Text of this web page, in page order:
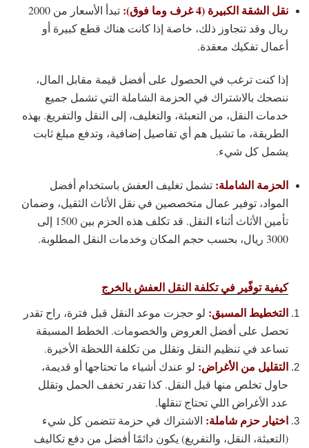
نقل الشقة الكبيرة (4 غرف وما فوق):
تبدأ الأسعار من 2000
ريال وقد تتجاوز ذلك، خاصة إذا كانت هناك قطع كبيرة أو
أعمال تفكيك معقدة.
إذا كنت ترغب في الحصول على أفضل قيمة مقابل المال،
ننصحك بالاشتراك في الحزمة الشاملة التي تشمل جميع
خدمات النقل، من التعبئة، والتغليف، إلى النقل والتفريغ. بهذه
الطريقة، ما تشيل هم أي تفاصيل إضافية، وتدفع مبلغ ثابت
يشمل كل شيء.
الحزمة الشاملة: تشمل تغليف العفش باستخدام أفضل
المواد، توفير عمال متخصصين في نقل الأثاث الثقيل، وضمان
تأمين الأثاث أثناء النقل. قد تكلف هذه الحزم بين 1500 إلى
3000 ريال، بحسب حجم المكان وخدمات النقل المطلوبة.
كيفية توفّير في تكلفة النقل العفش بالخرج
التخطيط المسبق: لو حجزت موعد النقل قبل فترة، راح تقدر
تحصل على أفضل العروض والخصومات. الخطط المسبقة
تساعد في تنظيم النقل وتقلل من تكلفة اللحظة الأخيرة.
التقليل من الأغراض: لو عندك أشياء ما تحتاجها أو قديمة،
حاول تخلص منها قبل النقل. كذا تقدر تخفف الحمل وتقلل
عدد الأغراض اللي تحتاج تنقلها.
اختيار حزم شاملة: الاشتراك في حزمة تتضمن كل شيء
(التعبئة، النقل، والتفريغ) يكون دائمًا أفضل من دفع تكاليف